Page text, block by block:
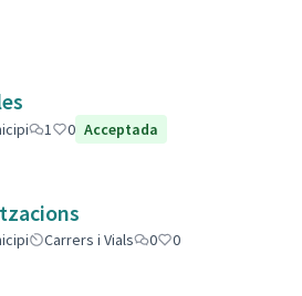
1 0 Acceptada
Carrers i Vials 0
0